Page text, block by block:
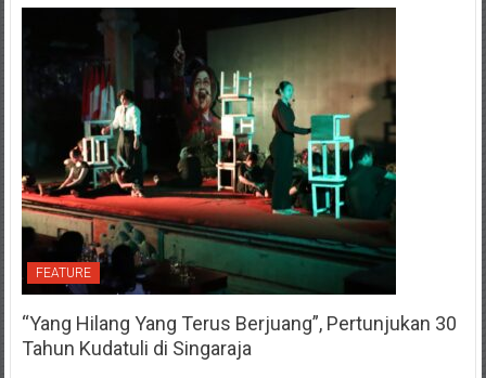
FEATURE
“Yang Hilang Yang Terus Berjuang”, Pertunjukan 30
Tahun Kudatuli di Singaraja